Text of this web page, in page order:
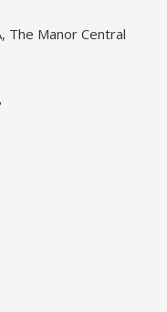
The Manor Central